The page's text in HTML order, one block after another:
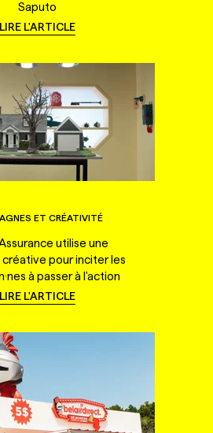
Saputo
LIRE L'ARTICLE
ET CRÉATIVITÉ
utilise une
pour inciter les
à passer à l'action
LIRE L'ARTICLE